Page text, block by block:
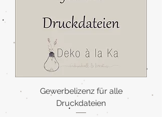
Gewerbelizenz für alle
Druckdateien